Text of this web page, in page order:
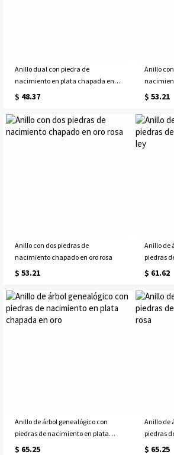
Anillo dual con piedra de
nacimiento en plata chapada en
oro rosa
$ 48.37
Anillo
quilates
$ 53.21
Anillo con dos piedras de
nacimiento chapado en oro rosa
$ 53.21
Anillo de
piedras
ley
$ 61.62
Anillo de árbol genealógico con
piedras de nacimiento en plata
chapada en oro
$ 65.25
Anillo de
piedras
$ 65.25